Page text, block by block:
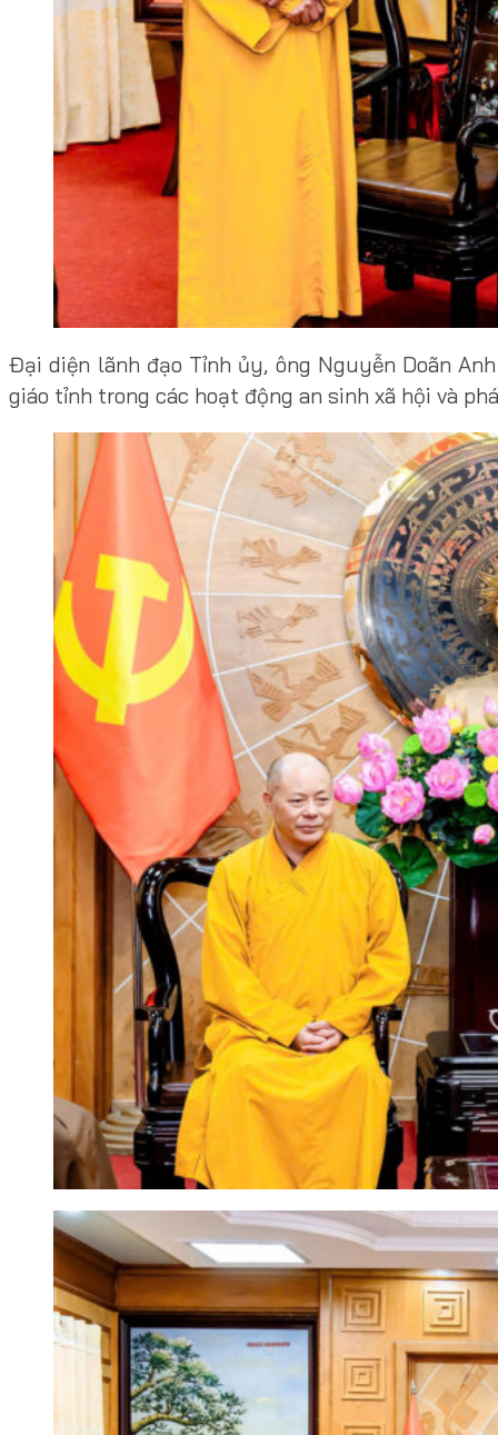
Đại diện lãnh đạo Tỉnh ủy, ông Nguyễn Doãn
giáo tỉnh trong các hoạt động an sinh xã hội và